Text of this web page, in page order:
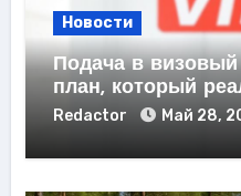
Новости
Подача в
план, который
Redactor Май 28,